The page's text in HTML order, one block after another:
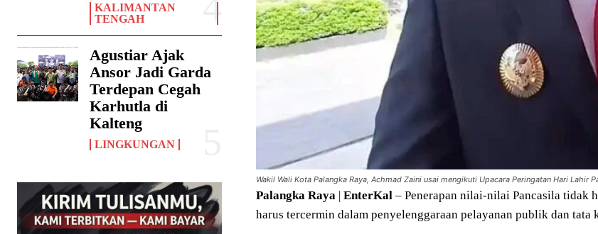
KALIMANTAN
TENGAH
Agustiar Ajak
Ansor Jadi Garda
Terdepan Cegah
Karhutla di
Kalteng
LINGKUNGAN
Wakil Wali Kota Palangka Raya, Achmad Zaini usai mengikuti Upacara Peringatan Hari Lahir
Palangka Raya | EnterKal – Penerapan nilai-nilai Pancasila tidak
harus tercermin dalam penyelenggaraan pelayanan publik dan tata